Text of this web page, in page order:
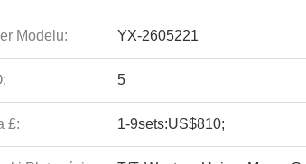
Modelu: YX-2605221
5
£: 1-9sets:US$810;